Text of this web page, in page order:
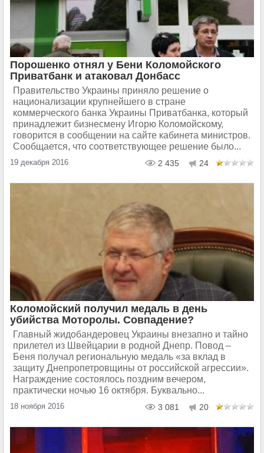
Порошенко отнял у Бени Коломойского
Приватбанк и атаковал Донбасс
Правительство Украины приняло решение о
национализации крупнейшего в стране
коммерческого банка Украины Приватбанка, который
принадлежит бизнесмену Игорю Коломойскому,
говорится в сообщении на сайте кабинета министров.
Сообщается, что соответствующее решение было...
19 декабря 2016 2 435 24
Коломойский получил медаль в день
убийства Моторолы. Совпадение?
Главный жидобандеровец Украины внезапно и тайно
прилетел из Швейцарии в родной Днепр. Повод –
Беня получал региональную медаль «за вклад в
защиту Днепропетровщины от российской агрессии».
Награждение состоялось поздним вечером,
практически ночью 16 октября. Буквально...
18 ноября 2016 3 081 20